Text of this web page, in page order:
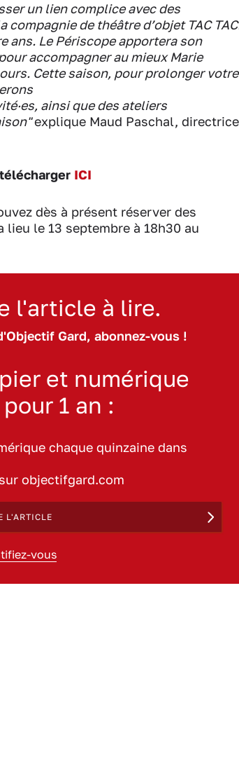
un lien complice avec des
de théâtre d’objet TAC
ans. Le Périscope apportera son
accompagner au mieux Marie
Cette saison, pour prolonger votre
ainsi que des ateliers
explique Maud Paschal, directrice
ICI
dès à présent réserver des
le 13 septembre à 18h30 au
l'article à lire.
Gard, abonnez-vous !
et numérique
1 an :
chaque quinzaine dans
objectifgard.com
L'ARTICLE
vous